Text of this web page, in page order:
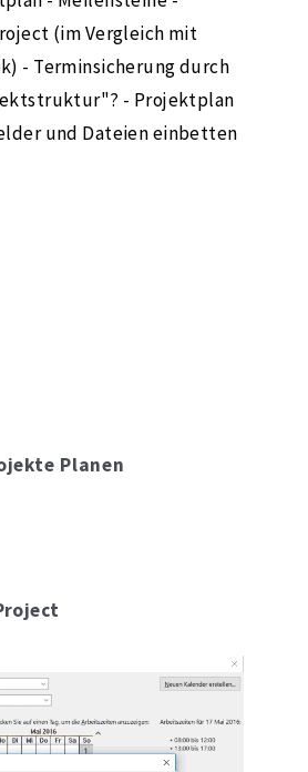
(im Vergleich mit
- Terminsicherung durch
- Projektplan
und Dateien einbetten
Planen